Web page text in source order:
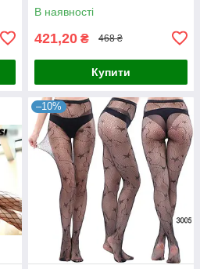
В наявності
421,20 ₴ 468 ₴
Купити
–10%